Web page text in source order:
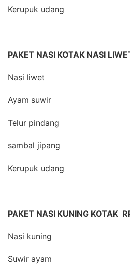
Kerupuk udang
PAKET NASI KOTAK NASI
Nasi liwet
Ayam suwir
Telur pindang
sambal jipang
Kerupuk udang
PAKET NASI KUNING KOTAK
Nasi kuning
Suwir ayam